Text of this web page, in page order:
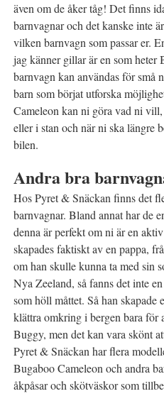
även om de åker tåg! Det finns
barnvagnar och det kanske inte
vilken barnvagn som passar er.
jag känner gillar är en som heter
barnvagn kan användas för små
barn som börjat utforska
Cameleon kan ni göra vad ni
eller i stan och när ni ska längre
bilen.
Andra bra
Hos Pyret & Snäckan finns det
barnvagnar. Bland annat har de
denna är perfekt om ni är en
skapades faktiskt av en pappa,
om han skulle kunna ta med sin
Nya Zeeland, så fanns det inte
som höll måttet. Så han skapade
klättra omkring i bergen bara för
Buggy, men det kan vara skönt
Pyret & Snäckan har flera
Bugaboo Cameleon och andra
åkpåsar och skötväskor som